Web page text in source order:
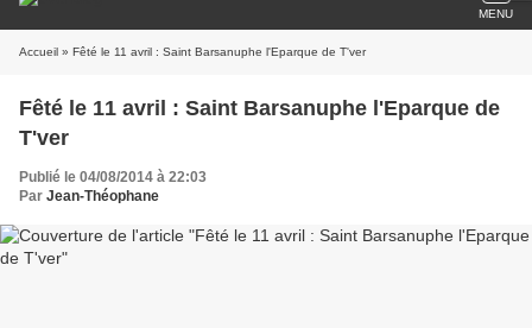
MENU
Accueil » Fêté le 11 avril : Saint Barsanuphe l'Eparque de T'ver
Fêté le 11 avril : Saint Barsanuphe l'Eparque de
T'ver
Publié le 04/08/2014 à 22:03
Par Jean-Théophane